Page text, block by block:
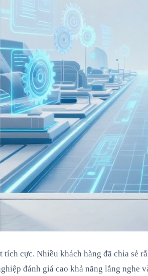
cực. Nhiều khách hàng đã chia
đánh giá cao khả năng lắng